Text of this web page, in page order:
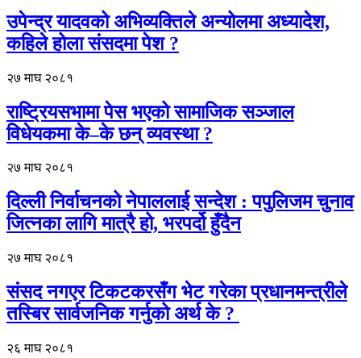
उपेन्द्र यादवको अभिव्यक्तिले अन्योलमा अध्यादेश,
कहिले होला संसदमा पेश ?
२७ माघ २०८१
राष्ट्रियसभामा पेस भएको सामाजिक सञ्जाल
विधेयकमा के–के छन् व्यवस्था ?
२७ माघ २०८१
दिल्ली निर्वाचनको नेपाललाई सन्देश : पपुलिजम चुनाव
जित्नका लागि मात्रै हो, भरपर्दो हुँदैन
२७ माघ २०८१
संसद नगएर टिकटकरसँग भेट गरेका प्रधानमन्त्रीले
तस्बिर सार्वजनिक गर्नुको अर्थ के ?
२६ माघ २०८१